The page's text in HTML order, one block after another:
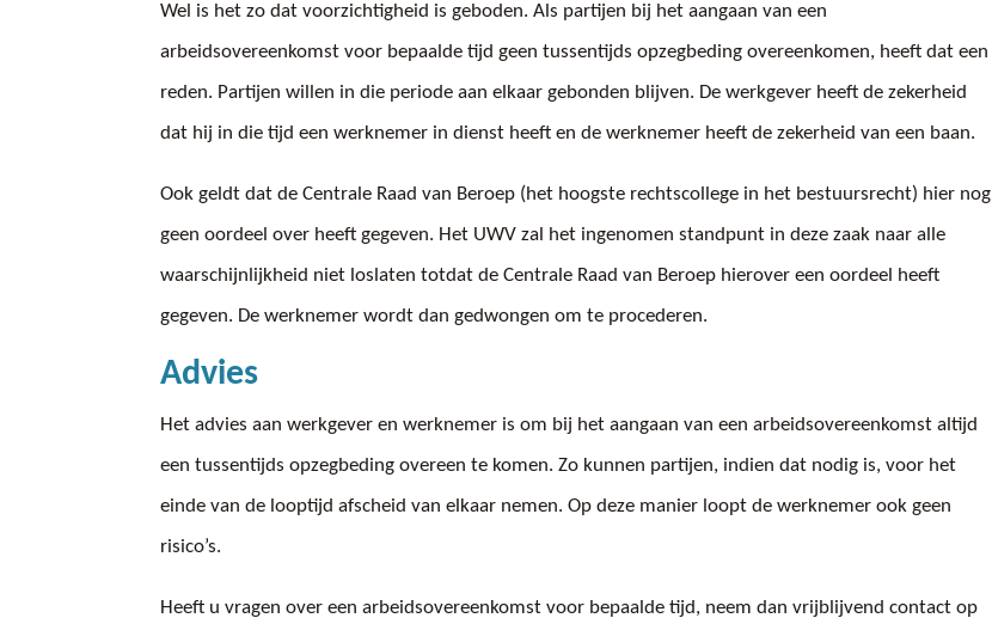
Wel is het zo dat voorzichtigheid is geboden. Als partijen bij het aangaan van een
arbeidsovereenkomst voor bepaalde tijd geen tussentijds opzegbeding overeenkomen, heeft dat een
reden. Partijen willen in die periode aan elkaar gebonden blijven. De werkgever heeft de zekerheid
dat hij in die tijd een werknemer in dienst heeft en de werknemer heeft de zekerheid van een baan.
Ook geldt dat de Centrale Raad van Beroep (het hoogste rechtscollege in het bestuursrecht) hier nog
geen oordeel over heeft gegeven. Het UWV zal het ingenomen standpunt in deze zaak naar alle
waarschijnlijkheid niet loslaten totdat de Centrale Raad van Beroep hierover een oordeel heeft
gegeven. De werknemer wordt dan gedwongen om te procederen.
Advies
Het advies aan werkgever en werknemer is om bij het aangaan van een arbeidsovereenkomst altijd
een tussentijds opzegbeding overeen te komen. Zo kunnen partijen, indien dat nodig is, voor het
einde van de looptijd afscheid van elkaar nemen. Op deze manier loopt de werknemer ook geen
risico’s.
Heeft u vragen over een arbeidsovereenkomst voor bepaalde tijd, neem dan vrijblijvend contact op